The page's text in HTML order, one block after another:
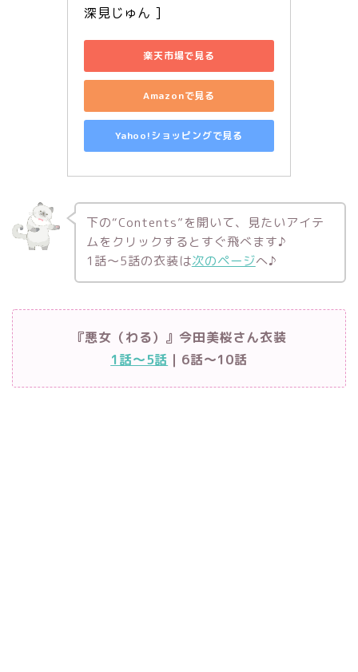
深見じゅん ]
楽天市場で見る
Amazonで見る
Yahoo!ショッピングで見る
下の“Contents”を開いて、見たいアイテ
ムをクリックするとすぐ飛べます♪
1話～5話の衣装は次のページへ♪
『悪女（わる）』今田美桜さん衣装
1話～5話 ｜6話～10話